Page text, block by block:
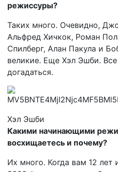
режиссуры?
Таких много. Очевидно,
Альфред Хичкок, Роман
Спилберг, Алан Пакула и
великие. Еще Хэл Эшби.
догадаться.
Хэл Эшби
Какими начинающими
восхищаетесь и почему?
Их много. Когда вам 12